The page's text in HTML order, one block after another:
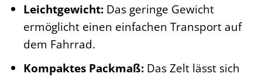
Leichtgewicht:Das geringe Gewicht
ermöglicht einen einfachen Transport auf
dem Fahrrad.
Kompaktes Packmaß:Das Zelt lässt sich